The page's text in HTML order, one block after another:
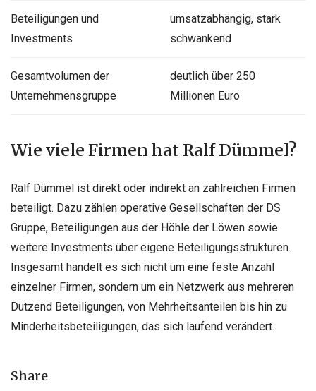
Beteiligungen und
Investments
umsatzabhängig, stark
schwankend
Gesamtvolumen der
Unternehmensgruppe
deutlich über 250
Millionen Euro
Wie viele Firmen hat Ralf Dümmel?
Ralf Dümmel ist direkt oder indirekt an zahlreichen Firmen
beteiligt. Dazu zählen operative Gesellschaften der DS
Gruppe, Beteiligungen aus der Höhle der Löwen sowie
weitere Investments über eigene Beteiligungsstrukturen.
Insgesamt handelt es sich nicht um eine feste Anzahl
einzelner Firmen, sondern um ein Netzwerk aus mehreren
Dutzend Beteiligungen, von Mehrheitsanteilen bis hin zu
Minderheitsbeteiligungen, das sich laufend verändert.
Share